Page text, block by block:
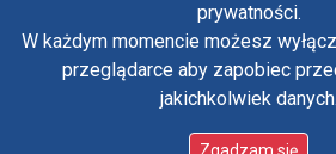
prywatności.
W każdym momencie możesz
przeglądarce aby zapobiec
jakichkolwiek danych.
Copyright © Biuro Prasowe Jasnej
Polityka prywatności
Oświadczenie o dostępności
Standardy ochrony małoletnich w
Paulinów na Jasnej Górze